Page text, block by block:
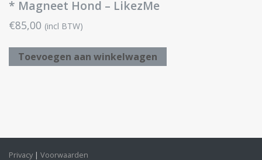
* Magneet Hond – LikezMe
€85,00 (incl BTW)
Toevoegen aan winkelwagen
Privacy Voorwaarden